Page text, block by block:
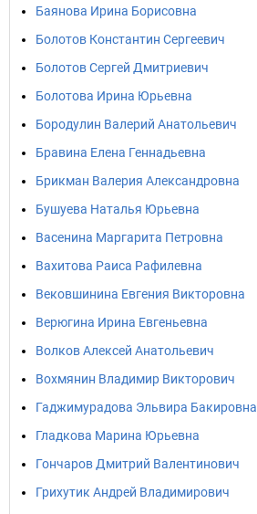
Баянова Ирина Борисовна
Болотов Константин Сергеевич
Болотов Сергей Дмитриевич
Болотова Ирина Юрьевна
Бородулин Валерий Анатольевич
Бравина Елена Геннадьевна
Брикман Валерия Александровна
Бушуева Наталья Юрьевна
Васенина Маргарита Петровна
Вахитова Раиса Рафилевна
Вековшинина Евгения Викторовна
Верюгина Ирина Евгеньевна
Волков Алексей Анатольевич
Вохмянин Владимир Викторович
Гаджимурадова Эльвира Бакировна
Гладкова Марина Юрьевна
Гончаров Дмитрий Валентинович
Грихутик Андрей Владимирович